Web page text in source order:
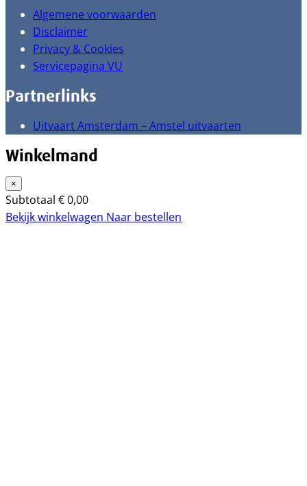
Algemene voorwaarden
Disclaimer
Privacy & Cookies
Servicepagina VU
Partnerlinks
Uitvaart Amsterdam – Amstel uitvaarten
Winkelmand
×
Subtotaal €0,00
Bekijk winkelwagen Naar bestellen